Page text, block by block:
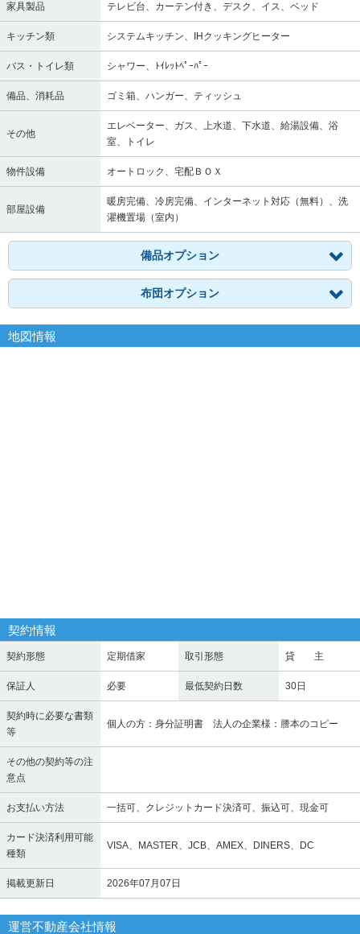
家具製品 テレビ台、カーテン付き、デスク、イス、ベッド
キッチン類 システムキッチン、IHクッキングヒーター
バス・トイレ類 シャワー、ﾄｲﾚｯﾄﾍﾟｰﾊﾟｰ
備品、消耗品 ゴミ箱、ハンガー、ティッシュ
その他
エレベーター、ガス、上水道、下水道、給湯設備、浴
室、トイレ
物件設備 オートロック、宅配ＢＯＸ
部屋設備
暖房完備、冷房完備、インターネット対応（無料）、洗
濯機置場（室内）
備品オプション
布団オプション
地図情報
契約情報
契約形態 定期借家 取引形態 貸 主
保証人 必要 最低契約日数 30日
契約時に必要な書類
等
個人の方：身分証明書 法人の企業様：謄本のコピー
その他の契約等の注
意点
お支払い方法 一括可、クレジットカード決済可、振込可、現金可
カード決済利用可能
種類
VISA、MASTER、JCB、AMEX、DINERS、DC
掲載更新日 2026年07月07日
運営不動産会社情報